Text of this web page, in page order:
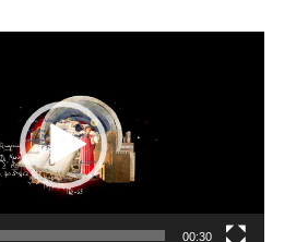
00:30